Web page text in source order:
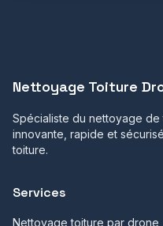
Nettoyage Toiture
Spécialiste du nettoyage
innovante, rapide et
toiture.
Services
Nettoyage toiture par drone